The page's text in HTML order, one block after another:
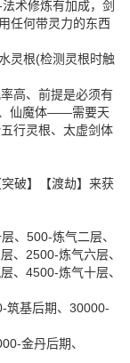
术修炼有加成，剑
任何带灵力的东西
根(检测灵根时触
高、前提是必须有
仙魔体——需要天
行灵根、太虚剑体
破】【渡劫】来获
500-炼气二层、
、2500-炼气六层、
、4500-炼气十层、
基后期、30000-
金丹后期、